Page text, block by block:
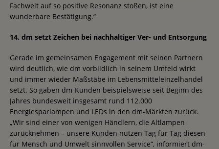
Fachwelt auf so positive Resonanz stoßen, ist eine
wunderbare Bestätigung.“
14. dm setzt Zeichen bei nachhaltiger Ver- und Entsorgung
Gerade im gemeinsamen Engagement mit seinen Partnern
wird deutlich, wie dm vorbildlich in seinem Umfeld wirkt
und immer wieder Maßstäbe im Lebensmitteleinzelhandel
setzt. So gaben dm-Kunden beispielsweise seit Beginn des
Jahres bundesweit insgesamt rund 112.000
Energiesparlampen und LEDs in den dm-Märkten zurück.
„Wir sind einer von wenigen Händlern, die Altlampen
zurücknehmen – unsere Kunden nutzen Tag für Tag diesen
für Mensch und Umwelt sinnvollen Service“, informiert dm-